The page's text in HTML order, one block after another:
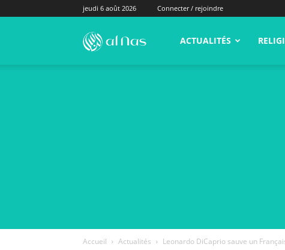
jeudi 6 août 2026 Connecter / rejoindre
alNas.fr ACTUALITÉS
Accueil Actualités Leonardo DiCaprio sauve un